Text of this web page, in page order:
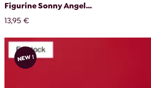
Figurine Sonny Angel...
13,95 €
NEW !